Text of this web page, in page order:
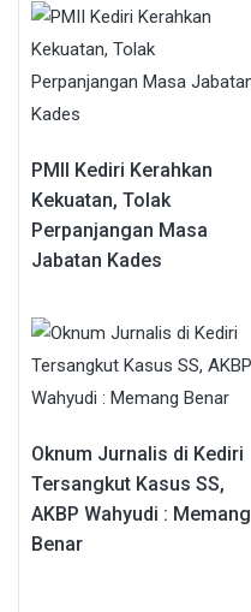
PMII Kediri Kerahkan
Kekuatan, Tolak
Perpanjangan Masa
Jabatan Kades
Oknum Jurnalis di Kediri
Tersangkut Kasus SS,
AKBP Wahyudi : Memang
Benar